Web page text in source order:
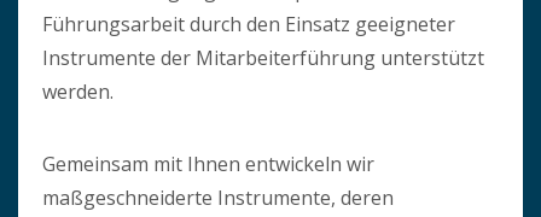
Führungsarbeit durch den Einsatz geeigneter
Instrumente der Mitarbeiterführung unterstützt
werden.
Gemeinsam mit Ihnen entwickeln wir
maßgeschneiderte Instrumente, deren